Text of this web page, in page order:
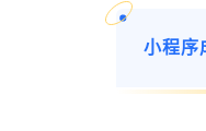
小程序